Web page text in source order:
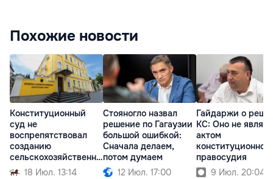
Похожие новости
Конституционный
суд не
воспрепятствовал
созданию
сельскохозяйственны
х палат в Молдове
18 Июл. 13:14
Стояногло назвал
решение по Гагаузии
большой ошибкой:
Сначала делаем,
потом думаем
12 Июл. 17:00
Гайдаржи о
КС: Оно не
актом
конституционного
правосудия
9 Июл. 20:04